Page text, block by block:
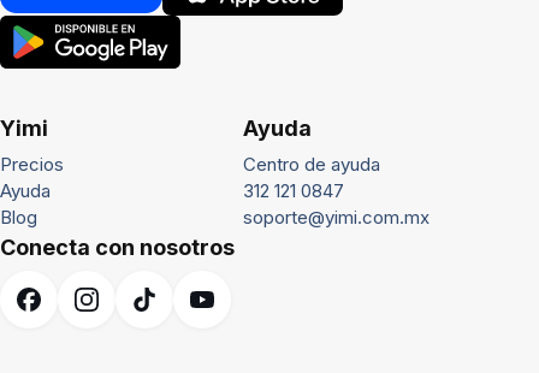
Yimi
Precios
Ayuda
Blog
Ayuda
Centro de ayuda
312 121 0847
soporte@yimi.com.mx
Conecta con nosotros